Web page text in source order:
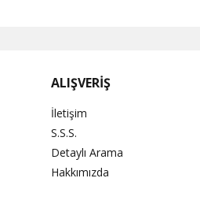
ALIŞVERİŞ
İletişim
S.S.S.
Detaylı Arama
Hakkımızda